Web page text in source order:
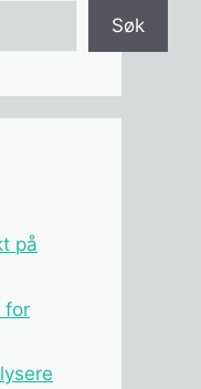
Søk
på
for